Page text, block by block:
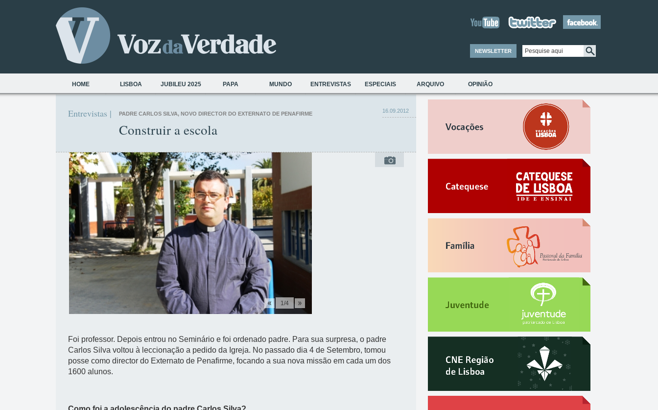
NEWSLETTER
HOME LISBOA JUBILEU 2025 PAPA MUNDO ENTREVISTAS ESPECIAIS ARQUIVO OPINIÃO
16.09.2012
Entrevistas | PADRE CARLOS SILVA, NOVO DIRECTOR DO EXTERNATO DE PENAFIRME
Construir a escola
1/4
Foi professor. Depois entrou no Seminário e foi ordenado padre. Para sua surpresa, o padre
Carlos Silva voltou à leccionação a pedido da Igreja. No passado dia 4 de Setembro, tomou
posse como director do Externato de Penafirme, focando a sua nova missão em cada um dos
1600 alunos.